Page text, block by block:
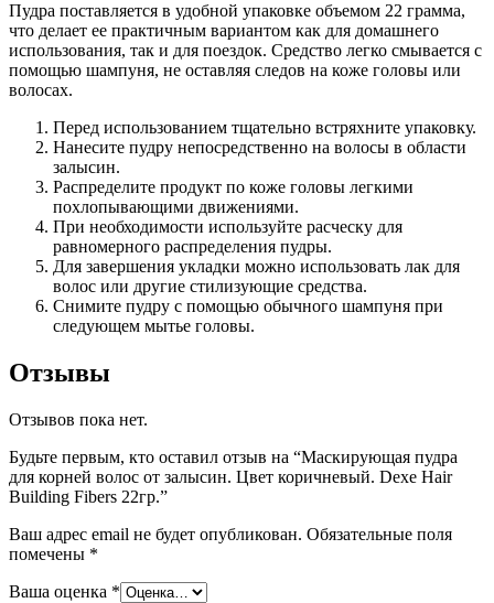
Пудра поставляется в удобной упаковке объемом 22 грамма,
что делает ее практичным вариантом как для домашнего
использования, так и для поездок. Средство легко смывается с
помощью шампуня, не оставляя следов на коже головы или
волосах.
Перед использованием тщательно встряхните упаковку.
Нанесите пудру непосредственно на волосы в области
залысин.
Распределите продукт по коже головы легкими
похлопывающими движениями.
При необходимости используйте расческу для
равномерного распределения пудры.
Для завершения укладки можно использовать лак для
волос или другие стилизующие средства.
Снимите пудру с помощью обычного шампуня при
следующем мытье головы.
Отзывы
Отзывов пока нет.
Будьте первым, кто оставил отзыв на “Маскирующая пудра
для корней волос от залысин. Цвет коричневый. Dexe Hair
Building Fibers 22гр.”
Ваш адрес email не будет опубликован. Обязательные поля
помечены *
Ваша оценка *